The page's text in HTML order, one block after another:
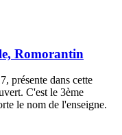
Romorantin
présente dans cette
C'est le 3ème
le nom de l'enseigne.